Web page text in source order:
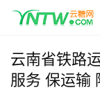
云南省铁路
服务 保运输